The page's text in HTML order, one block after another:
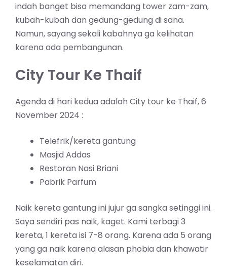
indah banget bisa memandang tower zam-zam,
kubah-kubah dan gedung-gedung di sana.
Namun, sayang sekali kabahnya ga kelihatan
karena ada pembangunan.
City Tour Ke Thaif
Agenda di hari kedua adalah City tour ke Thaif, 6
November 2024 :
Telefrik/kereta gantung
Masjid Addas
Restoran Nasi Briani
Pabrik Parfum
Naik kereta gantung ini jujur ga sangka setinggi ini.
Saya sendiri pas naik, kaget. Kami terbagi 3
kereta, 1 kereta isi 7-8 orang. Karena ada 5 orang
yang ga naik karena alasan phobia dan khawatir
keselamatan diri.